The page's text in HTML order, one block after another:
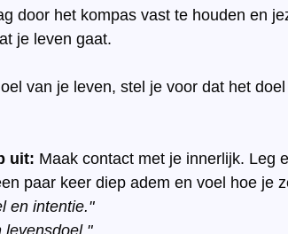
door het kompas vast te houden en
je leven gaat.
van je leven, stel je voor dat het
uit: Maak contact met je innerlijk. Leg
paar keer diep adem en voel hoe je
en intentie."
levensdoel."